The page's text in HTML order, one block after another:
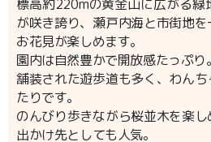
標高約220mの黄金山に広がる
が咲き誇り、瀬戸内海と市街地
お花見が楽しめます。
園内は自然豊かで開放感たっぷり。
舗装された遊歩道も多く、わん
たりです。
のんびり歩きながら桜並木を楽
出かけ先としても人気。